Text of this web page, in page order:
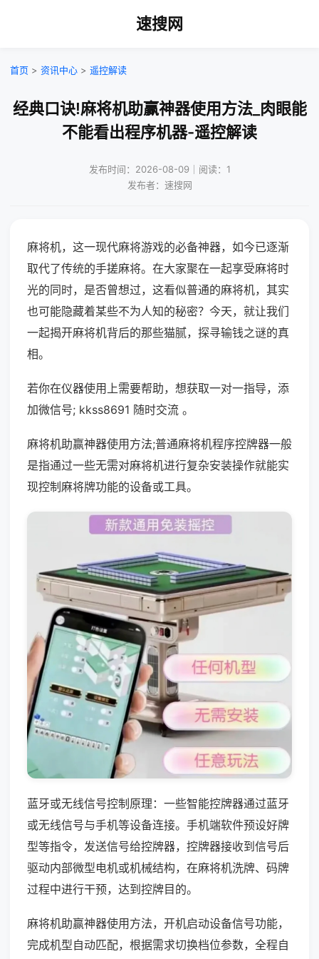
速搜网
首页 > 资讯中心 > 遥控解读
经典口诀!麻将机助赢神器使用方法_肉眼能
不能看出程序机器-遥控解读
发布时间：2026-08-09｜阅读：1
发布者：速搜网
麻将机，这一现代麻将游戏的必备神器，如今已逐渐
取代了传统的手搓麻将。在大家聚在一起享受麻将时
光的同时，是否曾想过，这看似普通的麻将机，其实
也可能隐藏着某些不为人知的秘密？今天，就让我们
一起揭开麻将机背后的那些猫腻，探寻输钱之谜的真
相。
若你在仪器使用上需要帮助，想获取一对一指导，添
加微信号; kkss8691 随时交流 。
麻将机助赢神器使用方法;普通麻将机程序控牌器一般
是指通过一些无需对麻将机进行复杂安装操作就能实
现控制麻将牌功能的设备或工具。
蓝牙或无线信号控制原理：一些智能控牌器通过蓝牙
或无线信号与手机等设备连接。手机端软件预设好牌
型等指令，发送信号给控牌器，控牌器接收到信号后
驱动内部微型电机或机械结构，在麻将机洗牌、码牌
过程中进行干预，达到控牌目的。
麻将机助赢神器使用方法，开机启动设备信号功能，
完成机型自动匹配，根据需求切换档位参数，全程自